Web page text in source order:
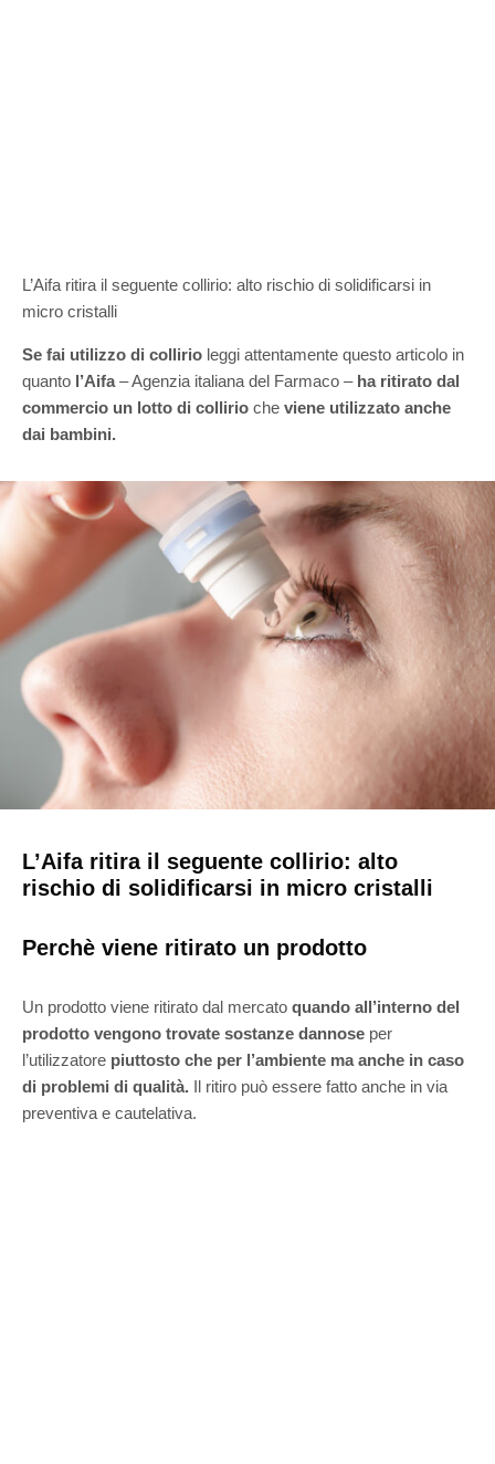
L’Aifa ritira il seguente collirio: alto rischio di solidificarsi in
micro cristalli
Se fai utilizzo di collirio leggi attentamente questo articolo in
quanto l’Aifa– Agenzia italiana del Farmaco – ha ritirato dal
commercio un lotto di collirio che viene utilizzato anche
dai bambini.
L’Aifa ritira il seguente collirio: alto
rischio di solidificarsi in micro cristalli
Perchè viene ritirato un prodotto
Un prodotto viene ritirato dal mercato quando all’interno del
prodotto vengono trovate sostanze dannose per
l’utilizzatore piuttosto che per l’ambiente ma anche in caso
di problemi di qualità. Il ritiro può essere fatto anche in via
preventiva e cautelativa.